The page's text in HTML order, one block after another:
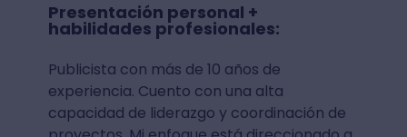
Presentación personal +
habilidades profesionales:
Publicista con más de 10 años de
experiencia. Cuento con una alta
capacidad de liderazgo y coordinación de